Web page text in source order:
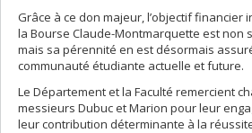
Grâce à ce don majeur, l’objectif financier
la Bourse Claude-Montmarquette est non
mais sa pérennité en est désormais
communauté étudiante actuelle et future.
Le Département et la Faculté remercient
messieurs Dubuc et Marion pour leur
leur contribution déterminante à la